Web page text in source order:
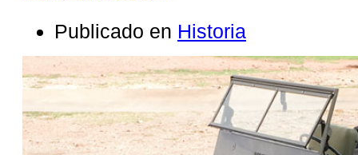
Publicado en Historia